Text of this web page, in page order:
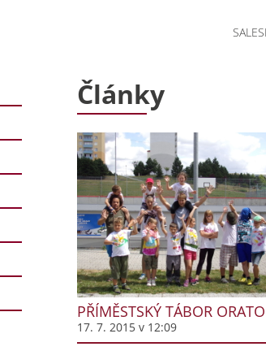
Články
PŘÍMĚSTSKÝ TÁBOR
17. 7. 2015 v 12:09